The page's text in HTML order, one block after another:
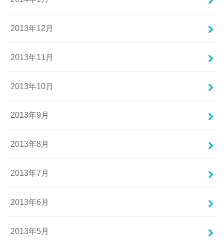
2013年12月
2013年11月
2013年10月
2013年9月
2013年8月
2013年7月
2013年6月
2013年5月